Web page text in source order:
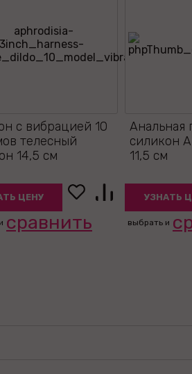
с вибрацией 10
телесный
14,5 см
ЦЕНУ
сравнить
Анальная
силикон
11,5 см
УЗНАТЬ
выбрать и